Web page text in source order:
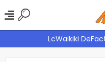
LcWaikiki